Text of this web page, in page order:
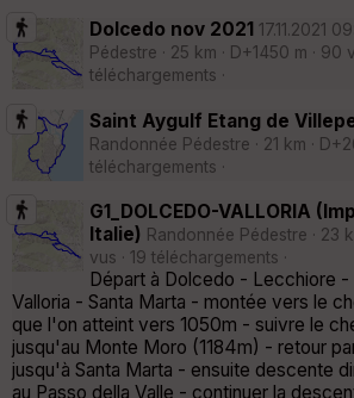
Dolcedo nov 2021 17.11.2021
Pédestre · 25 km · D+1450 m · 90
téléchargements ·
Saint Aygulf Etang de
Randonnée Pédestre · 21 km ·
téléchargements ·
G1_DOLCEDO-VALLORIA
Italie) Randonnée Pédestre · 23
vus · 19 téléchargements ·
Départ à Dolcedo - Lecchiore -
Valloria - Santa Marta - montée vers le
que l'on atteint vers 1050m - suivre le
jusqu'au Monte Moro (1184m) - retour
jusqu'à Santa Marta - ensuite descente
au Passo della Valle - continuer la